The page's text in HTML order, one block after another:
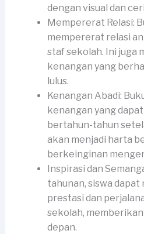
dengan visual dan
Mempererat Relasi:
mempererat relasi
staf sekolah. Ini juga
kenangan yang
lulus.
Kenangan Abadi:
kenangan yang
bertahun-tahun
akan menjadi harta
berkeinginan
Inspirasi dan
tahunan, siswa
prestasi dan
sekolah,
depan.